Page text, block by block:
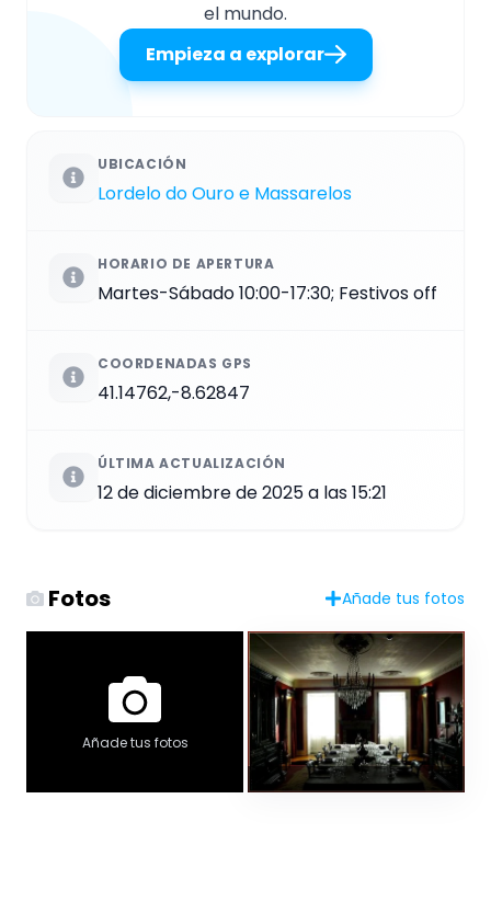
el mundo.
Empieza a explorar
UBICACIÓN
Lordelo do Ouro e Massarelos
HORARIO DE APERTURA
Martes-Sábado 10:00-17:30; Festivos off
COORDENADAS GPS
41.14762,-8.62847
ÚLTIMA ACTUALIZACIÓN
12 de diciembre de 2025 a las 15:21
Fotos Añade tus fotos
Añade tus fotos